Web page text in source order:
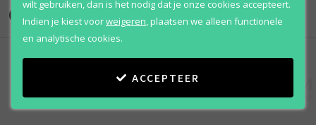
Onze merken
wilt gebruiken, dan is het nodig dat je onze cookies accepteert.
Indien je kiest voorweigeren plaatsen we alleen functionele
en analytische cookies.
ACCEPTEER